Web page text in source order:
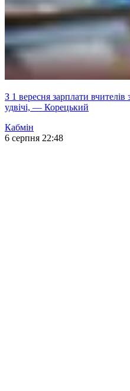
З 1 вересня зарплати
удвічі, — Корецький
Кабмін
6 серпня 22:48